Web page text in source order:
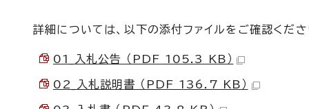
詳細については、以下の添付ファイルをご確認くださ
01_入札公告 （PDF 105.3 KB）
02_入札説明書 （PDF 136.7 KB）